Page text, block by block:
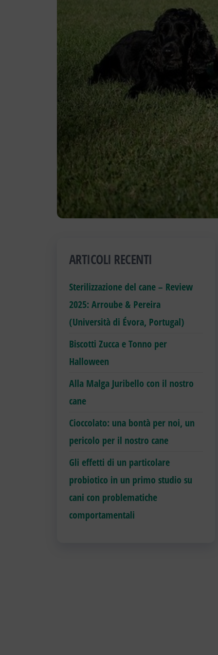
ARTICOLI RECENTI
Sterilizzazione del cane – Review
2025: Arroube & Pereira
(Università di Évora, Portugal)
Biscotti Zucca e Tonno per
Halloween
Alla Malga Juribello con il nostro
cane
Cioccolato: una bontà per noi, un
pericolo per il nostro cane
Gli effetti di un particolare
probiotico in un primo studio su
cani con problematiche
comportamentali